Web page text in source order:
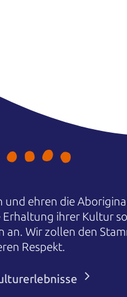
und ehren die
Erhaltung ihrer Kultur
an. Wir zollen den
Respekt.